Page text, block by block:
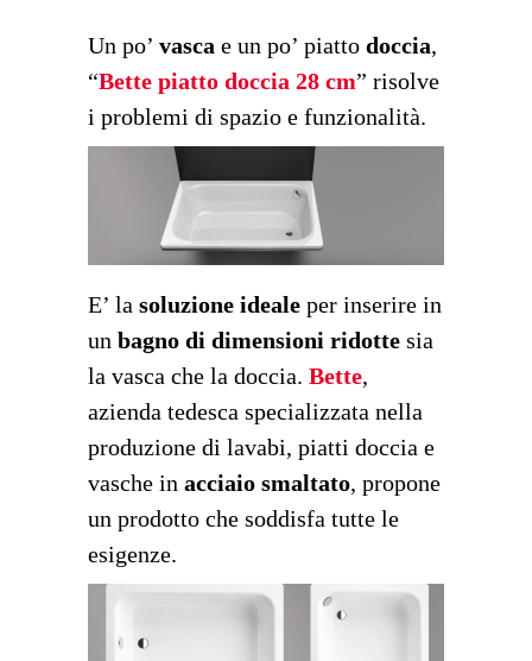
Un po’ vasca e un po’ piatto doccia,
“Bette piatto doccia 28 cm” risolve
i problemi di spazio e funzionalità.
E’ la soluzione ideale per inserire in
un bagno di dimensioni ridotte sia
la vasca che la doccia. Bette,
azienda tedesca specializzata nella
produzione di lavabi, piatti doccia e
vasche in acciaio smaltato, propone
un prodotto che soddisfa tutte le
esigenze.